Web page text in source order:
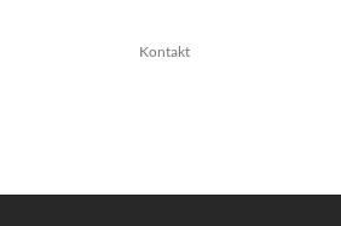
Kontakt